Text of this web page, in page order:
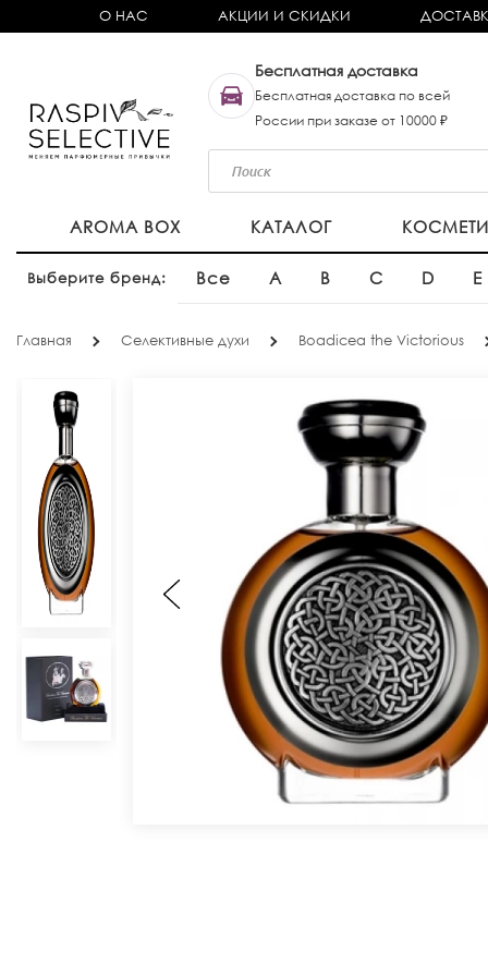
О НАС АКЦИИ И СКИДКИ
Бесплатная доставка
Бесплатная доставка по всей
России при заказе от 10000 ₽
AROMA BOX КАТАЛОГ
Выберите бренд: Все A B C D E
Главная Селективные духи Boadicea the Victorious